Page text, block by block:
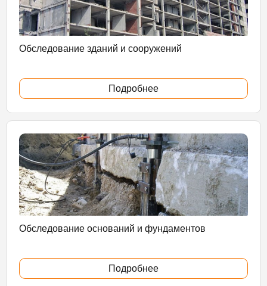
Обследование зданий и сооружений
Подробнее
Обследование оснований и фундаментов
Подробнее